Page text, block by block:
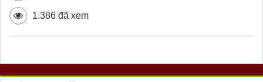
1.386 đã xem